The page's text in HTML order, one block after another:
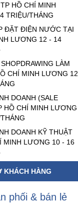
HỒ CHÍ MINH
TRIỆU/THÁNG
ĐẶT ĐIỆN NƯỚC TẠI
LƯƠNG 12 - 14
LÀM
CHÍ MINH LƯƠNG 12
DOANH (SALE
HỒ CHÍ MINH LƯƠNG
DOANH KỸ THUẬT
MINH LƯƠNG 10 - 16
KHÁCH HÀNG
phối & bán lẻ